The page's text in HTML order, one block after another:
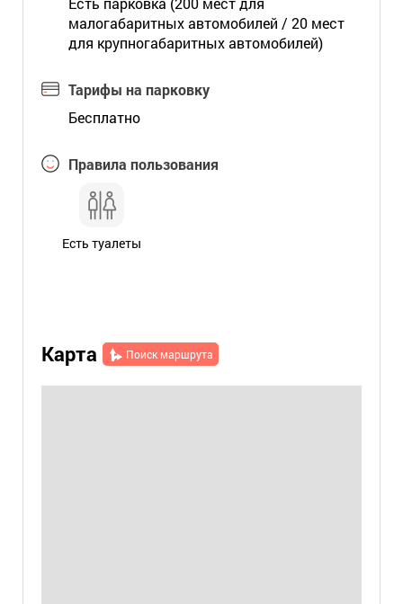
малогабаритных автомобилей / 20 мест
для крупногабаритных автомобилей)
Тарифы на парковку
Бесплатно
Правила пользования
Есть туалеты
Карта Поиск маршрута